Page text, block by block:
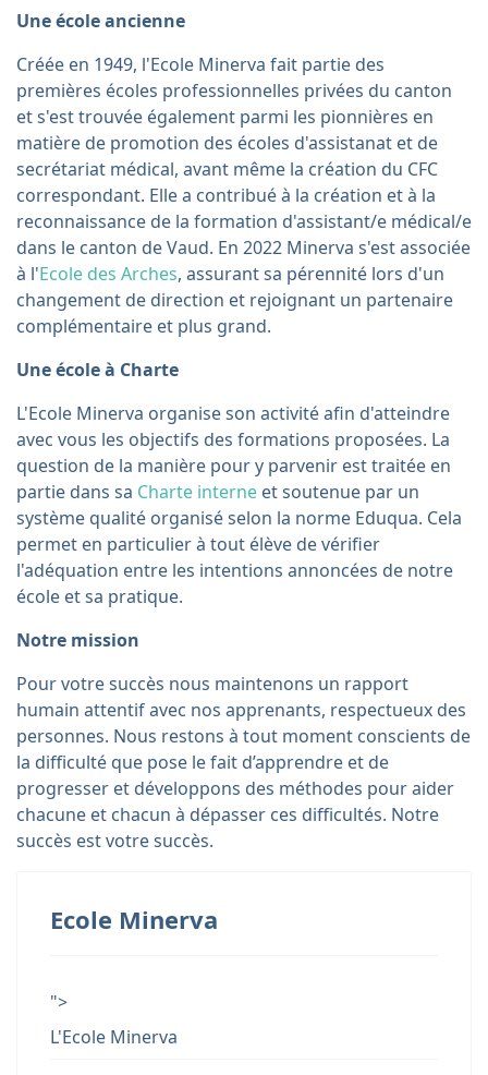
Une école ancienne
Créée en 1949, l'Ecole Minerva fait partie des
premières écoles professionnelles privées du canton
et s'est trouvée également parmi les pionnières en
matière de promotion des écoles d'assistanat et de
secrétariat médical, avant même la création du CFC
correspondant. Elle a contribué à la création et à la
reconnaissance de la formation d'assistant/e médical/e
dans le canton de Vaud. En 2022 Minerva s'est associée
à l'Ecole des Arches, assurant sa pérennité lors d'un
changement de direction et rejoignant un partenaire
complémentaire et plus grand.
Une école à Charte
L'Ecole Minerva organise son activité afin d'atteindre
avec vous les objectifs des formations proposées. La
question de la manière pour y parvenir est traitée en
partie dans sa Charte interne et soutenue par un
système qualité organisé selon la norme Eduqua. Cela
permet en particulier à tout élève de vérifier
l'adéquation entre les intentions annoncées de notre
école et sa pratique.
Notre mission
Pour votre succès nous maintenons un rapport
humain attentif avec nos apprenants, respectueux des
personnes. Nous restons à tout moment conscients de
la difficulté que pose le fait d’apprendre et de
progresser et développons des méthodes pour aider
chacune et chacun à dépasser ces difficultés. Notre
succès est votre succès.
Ecole Minerva
">
L'Ecole Minerva